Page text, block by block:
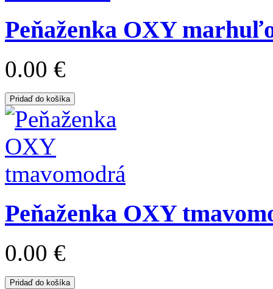
Peňaženka OXY
0.00 €
Pridaď do košíka
Peňaženka OXY
0.00 €
Pridaď do košíka